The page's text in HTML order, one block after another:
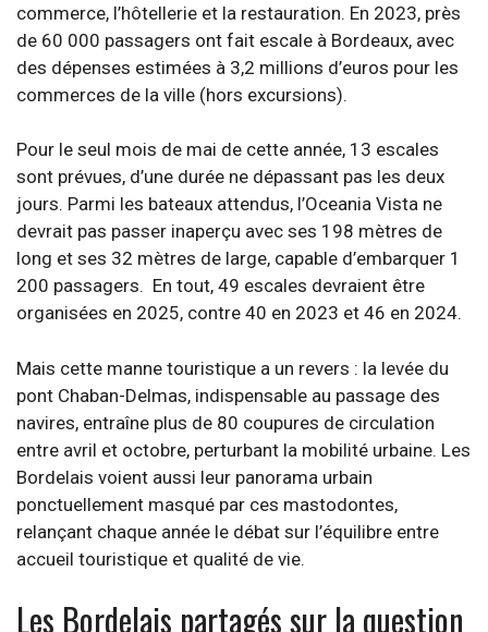
commerce, l’hôtellerie et la restauration. En 2023, près
de 60 000 passagers ont fait escale à Bordeaux, avec
des dépenses estimées à 3,2 millions d’euros pour les
commerces de la ville (hors excursions).
Pour le seul mois de mai de cette année, 13 escales
sont prévues, d’une durée ne dépassant pas les deux
jours. Parmi les bateaux attendus, l’Oceania Vista ne
devrait pas passer inaperçu avec ses 198 mètres de
long et ses 32 mètres de large, capable d’embarquer 1
200 passagers. En tout, 49 escales devraient être
organisées en 2025, contre 40 en 2023 et 46 en 2024.
Mais cette manne touristique a un revers : la levée du
pont Chaban-Delmas, indispensable au passage des
navires, entraîne plus de 80 coupures de circulation
entre avril et octobre, perturbant la mobilité urbaine. Les
Bordelais voient aussi leur panorama urbain
ponctuellement masqué par ces mastodontes,
relançant chaque année le débat sur l’équilibre entre
accueil touristique et qualité de vie.
Les Bordelais partagés sur la question